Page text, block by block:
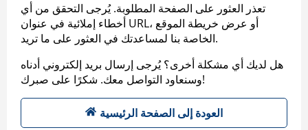
تعذر العثور على الصفحة المطلوبة. يُرجى التحقق من أي
أخطاء إملائية في عنوان URL، أو عرض خريطة الموقع
الخاصة بنا لمساعدتك في العثور على ما تريد.
هل لديك أي مشكلة أخرى؟ يُرجى إرسال بريد إلكتروني أدناه
وسنعاود التواصل معك. شكرًا على صبرك!
العودة إلى الصفحة الرئيسية